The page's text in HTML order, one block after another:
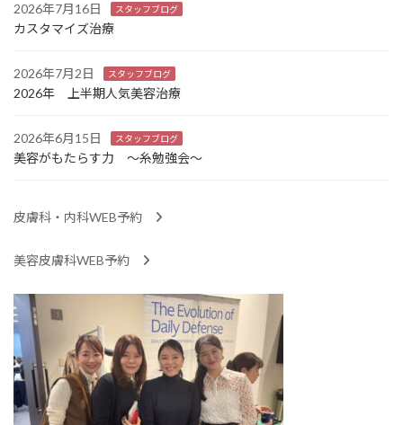
2026年7月16日 スタッフブログ
カスタマイズ治療
2026年7月2日 スタッフブログ
2026年 上半期人気美容治療
2026年6月15日 スタッフブログ
美容がもたらす力 ～糸勉強会～
皮膚科・内科WEB予約
美容皮膚科WEB予約